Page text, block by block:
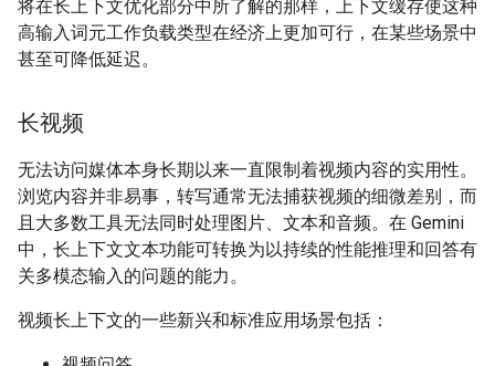
将在长上下文优化部分中所了解的那样，上下文缓存使这种
高输入词元工作负载类型在经济上更加可行，在某些场景中
甚至可降低延迟。
长视频
无法访问媒体本身长期以来一直限制着视频内容的实用性。
浏览内容并非易事，转写通常无法捕获视频的细微差别，而
且大多数工具无法同时处理图片、文本和音频。在 Gemini
中，长上下文文本功能可转换为以持续的性能推理和回答有
关多模态输入的问题的能力。
视频长上下文的一些新兴和标准应用场景包括：